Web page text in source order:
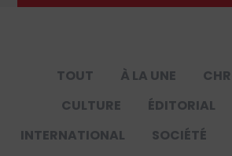
TOUT À LA UNE
CULTURE
ÉDITORIAL
INTERNATIONAL
SOCIÉTÉ